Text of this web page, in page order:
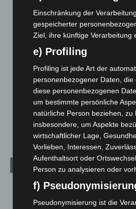
Corona-News
Hannover und Region
Langenhagen und Ortsteile
Menschen
Über uns
Veranstaltungen
Archiv
August 2026(9)
Juli 2026(73)
Einschränkung der
gespeicherter
Ziel, ihre künftige Verarbeitung
e) Profiling
Profiling ist jede Art der
personenbezogener Daten,
diese personenbezogenen
um bestimmte persönliche
natürliche Person beziehen, zu
insbesondere, um Aspekte
wirtschaftlicher Lage,
Vorlieben, Interessen,
Aufenthaltsort oder
Person zu analysieren oder
f)
Pseudonymisierung ist die